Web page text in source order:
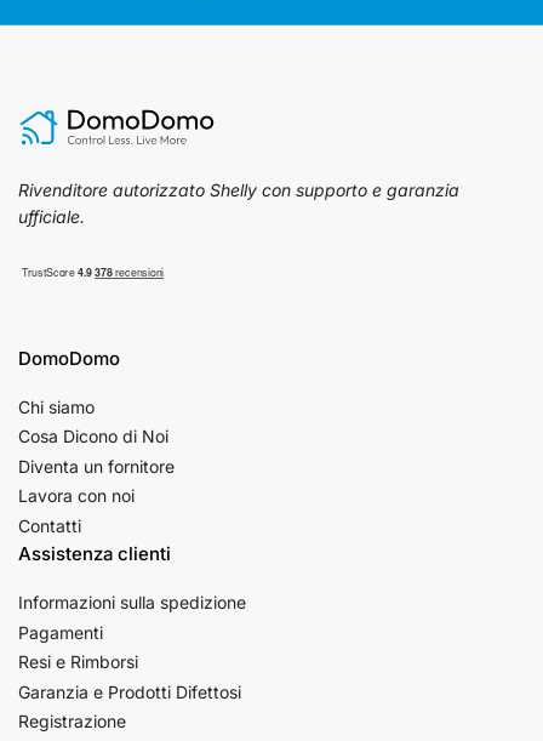
Rivenditore autorizzato Shelly con supporto e garanzia
ufficiale.
DomoDomo
Chi siamo
Cosa Dicono di Noi
Diventa un fornitore
Lavora con noi
Contatti
Assistenza clienti
Informazioni sulla spedizione
Pagamenti
Resi e Rimborsi
Garanzia e Prodotti Difettosi
Registrazione